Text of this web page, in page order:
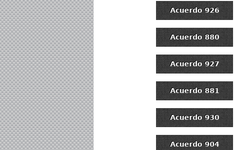
Acuerdo 926
Acuerdo 880
Acuerdo 927
Acuerdo 881
Acuerdo 930
Acuerdo 904